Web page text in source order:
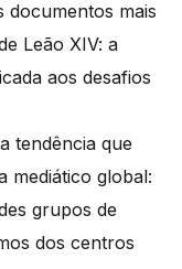
documentos mais
Leão XIV: a
aos desafios
tendência que
mediático global:
grupos de
dos centros